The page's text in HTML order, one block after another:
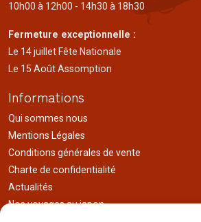
10h00 à 12h00 - 14h30 à 18h30
Fermeture exceptionnelle :
Le 14 juillet Fête Nationale
Le 15 Août Assomption
Informations
Qui sommes nous
Mentions Légales
Conditions générales de vente
Charte de confidentialité
Actualités
Nos voyages au japon